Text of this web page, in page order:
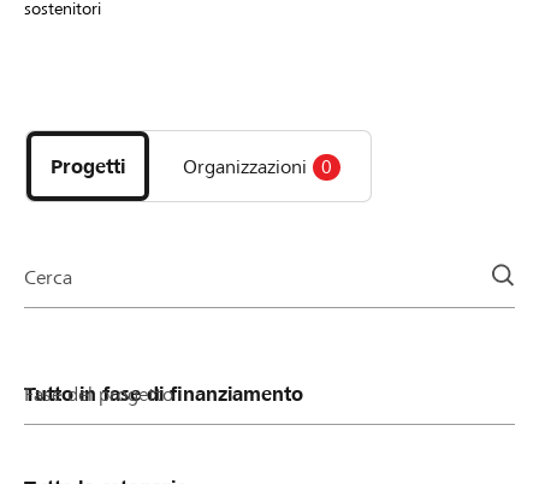
DE FR IT
sostenitori
i
progetti
e
della
Progetti Organizzazioni 0
Cerca
Fase del progetto